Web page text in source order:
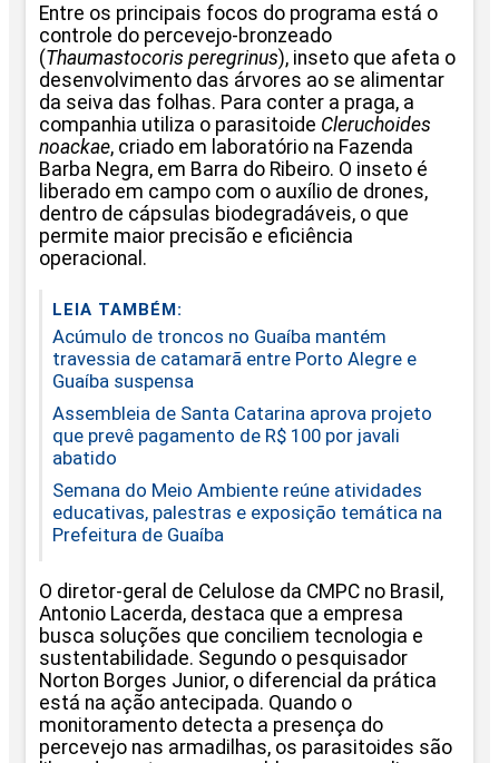
Entre os principais focos do programa está o
controle do percevejo-bronzeado
(Thaumastocoris peregrinus), inseto que afeta o
desenvolvimento das árvores ao se alimentar
da seiva das folhas. Para conter a praga, a
companhia utiliza o parasitoide Cleruchoides
noackae, criado em laboratório na Fazenda
Barba Negra, em Barra do Ribeiro. O inseto é
liberado em campo com o auxílio de drones,
dentro de cápsulas biodegradáveis, o que
permite maior precisão e eficiência
operacional.
LEIA TAMBÉM:
Acúmulo de troncos no Guaíba mantém
travessia de catamarã entre Porto Alegre e
Guaíba suspensa
Assembleia de Santa Catarina aprova projeto
que prevê pagamento de R$ 100 por javali
abatido
Semana do Meio Ambiente reúne atividades
educativas, palestras e exposição temática na
Prefeitura de Guaíba
O diretor-geral de Celulose da CMPC no Brasil,
Antonio Lacerda, destaca que a empresa
busca soluções que conciliem tecnologia e
sustentabilidade. Segundo o pesquisador
Norton Borges Junior, o diferencial da prática
está na ação antecipada. Quando o
monitoramento detecta a presença do
percevejo nas armadilhas, os parasitoides são